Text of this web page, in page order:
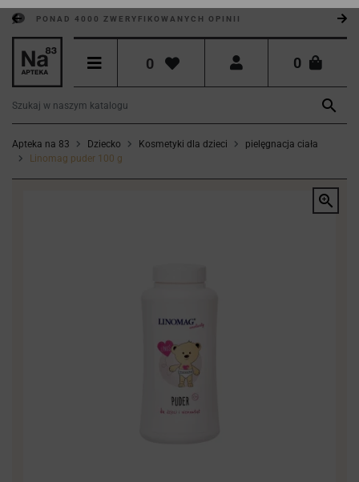
PONAD 4000 ZWERYFIKOWANYCH OPINII
0 0

Apteka na 83 Dziecko Kosmetyki dla dzieci
pielęgnacja ciała
Linomag puder 100 g
